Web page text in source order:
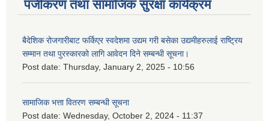
पंजीकरण तथा सामाजिक सुरक्षा कार्यक्रम
बैदेशिक रोजगारीबाट फर्किएर स्वदेशमा उद्यम गरी बसेका उद्यमीहरुलाई राष्‍ट्रिय
सम्मान तथा पुरस्कारको लागि आवेदन दिने सम्बन्धी सूचना।
Post date: Thursday, January 2, 2025 - 10:56
सामाजिक भत्ता वितरण सम्बन्धी सूचना
Post date: Wednesday, October 2, 2024 - 11:37